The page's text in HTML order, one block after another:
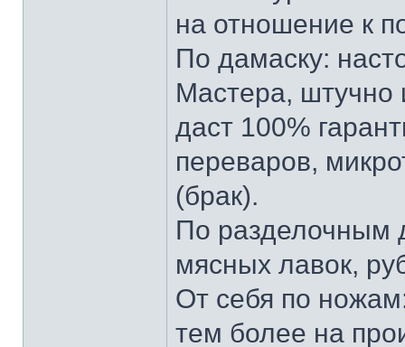
на отношение к
По дамаску:
Мастера, штучно
даст 100%
переваров,
(брак).
По разделочным
мясных лавок,
От себя по
тем более на